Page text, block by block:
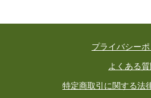
プライバシー
よくある質
特定商取引に関する法